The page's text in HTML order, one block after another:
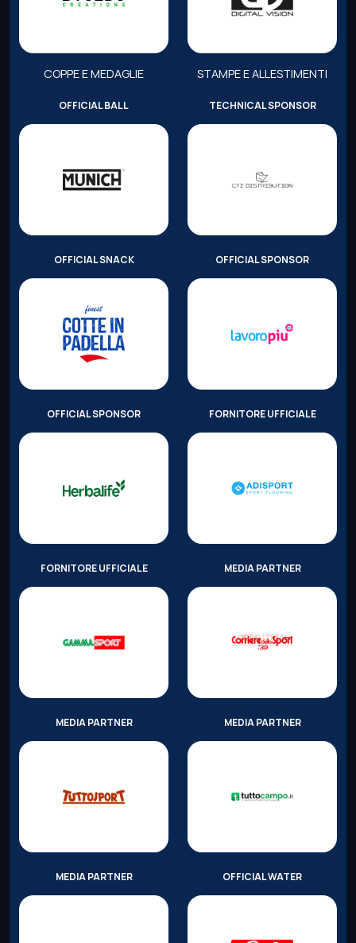
COPPE E MEDAGLIE STAMPE E ALLESTIMENTI
OFFICIAL BALL TECHNICAL SPONSOR
OFFICIAL SNACK OFFICIAL SPONSOR
OFFICIAL SPONSOR FORNITORE UFFICIALE
FORNITORE UFFICIALE MEDIA PARTNER
MEDIA PARTNER MEDIA PARTNER
MEDIA PARTNER OFFICIAL WATER